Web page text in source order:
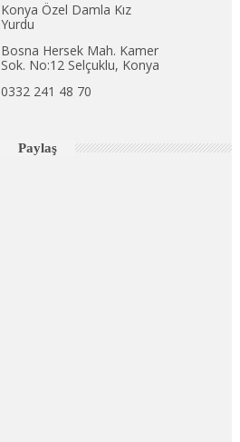
Konya Özel Damla Kız
Yurdu
Bosna Hersek Mah. Kamer
Sok. No:12 Selçuklu, Konya
0332 241 48 70
Paylaş